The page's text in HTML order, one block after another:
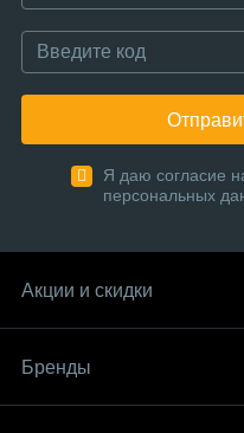
Я даю согласие
персональных
Акции и скидки
Бренды